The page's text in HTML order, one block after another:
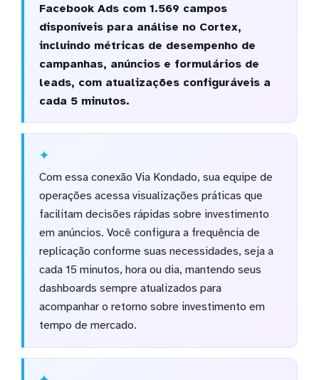
Facebook Ads com 1.569 campos
disponíveis para análise no Cortex,
incluindo métricas de desempenho de
campanhas, anúncios e formulários de
leads, com atualizações configuráveis a
cada 5 minutos.
Com essa conexão Via Kondado, sua equipe de
operações acessa visualizações práticas que
facilitam decisões rápidas sobre investimento
em anúncios. Você configura a frequência de
replicação conforme suas necessidades, seja a
cada 15 minutos, hora ou dia, mantendo seus
dashboards sempre atualizados para
acompanhar o retorno sobre investimento em
tempo de mercado.